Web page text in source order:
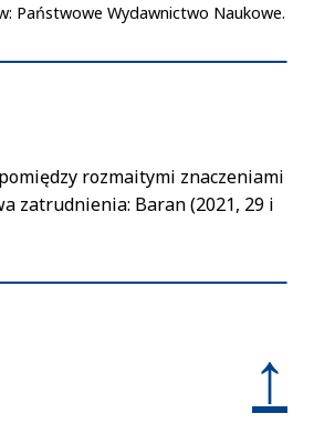
Państwowe Wydawnictwo Naukowe.
rozmaitymi znaczeniami
zatrudnienia: Baran (2021, 29 i
↑